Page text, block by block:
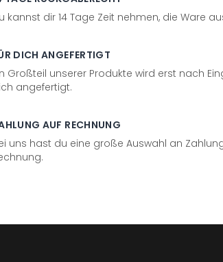
kannst dir 14 Tage Zeit nehmen, die Ware
DICH ANGEFERTIGT
Großteil unserer Produkte wird erst nach
angefertigt.
AUF RECHNUNG
uns hast du eine große Auswahl an